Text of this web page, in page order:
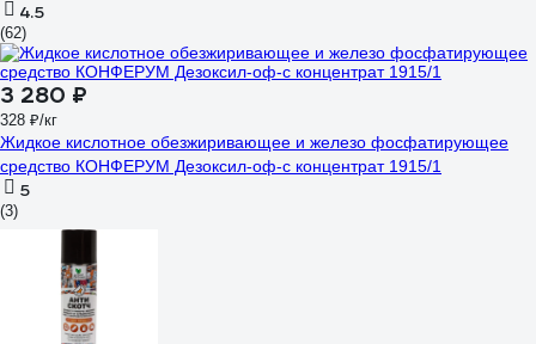
4.5
(62)
3 280 ₽
328 ₽/кг
Жидкое кислотное обезжиривающее и железо фосфатирующее
средство КОНФЕРУМ Дезоксил-оф-с концентрат 1915/1
5
(3)